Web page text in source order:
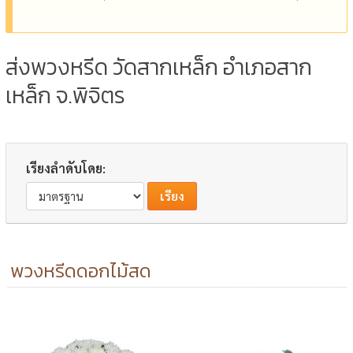
ส่งพวงหรีด วัดสากเหล็ก อำเภอสาก
เหล็ก จ.พิจิตร
เรียงลำดับโดย:
พวงหรีดดอกไม้สด